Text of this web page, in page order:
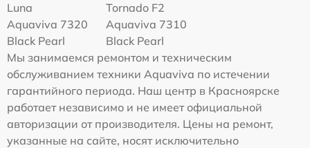
Luna
Tornado F2
Aquaviva 7320
Black Pearl
Aquaviva 7310
Black Pearl
Мы занимаемся ремонтом и техническим
обслуживанием техники Aquaviva по истечении
гарантийного периода. Наш центр в Красноярске
работает независимо и не имеет официальной
авторизации от производителя. Цены на ремонт,
указанные на сайте, носят исключительно